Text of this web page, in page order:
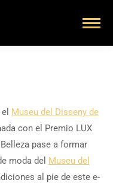
Museu del Disseny de
con el Premio LUX
pase a formar
moda del Museu del
al pie de este e-